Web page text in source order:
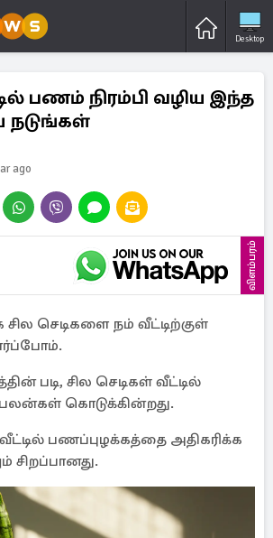
Desktop
பணம் நிரம்பி வழிய இந்த
நடுங்கள்
ago
விளம்பரம்
செடிகளை நம் வீட்டிற்குள்
படி, சில செடிகள் வீட்டில்
கொடுக்கின்றது.
பணப்புழக்கத்தை அதிகரிக்க
சிறப்பானது.